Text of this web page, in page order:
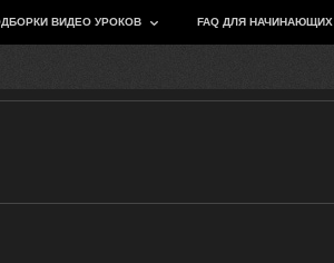
ВИДЕО УРОКОВ FAQ ДЛЯ НАЧИНАЮЩИХ